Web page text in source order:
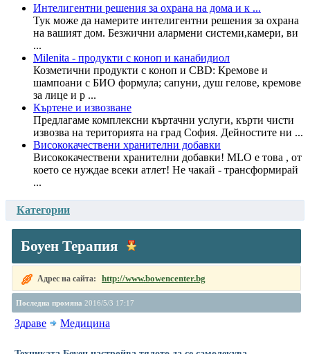
Интелигентни решения за охрана на дома и к ...
Тук може да намерите интелигентни решения за охрана
на вашият дом. Безжични алармени системи,камери, ви
...
Milenita - продукти с коноп и канабидиол
Козметични продукти с коноп и CBD: Кремове и
шампоани с БИО формула; сапуни, душ гелове, кремове
за лице и р ...
Къртене и извозване
Предлагаме комплексни къртачни услуги, кърти чисти
извозва на територията на град София. Дейностите ни ...
Висококачествени хранителни добавки
Висококачествени хранителни добавки! MLО e това , от
което се нуждае всеки атлет! Не чакай - трансформирай
...
Категории
Боуен Терапия
Адрес на сайта: http://www.bowencenter.bg
Последна промяна 2016/5/3 17:17
Здраве Медицина